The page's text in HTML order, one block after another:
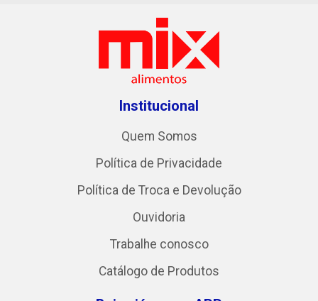
Institucional
Quem Somos
Política de Privacidade
Política de Troca e Devolução
Ouvidoria
Trabalhe conosco
Catálogo de Produtos